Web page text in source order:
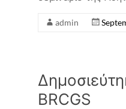
admin
BRCGS